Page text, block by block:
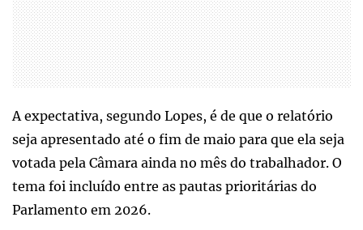
A expectativa, segundo Lopes, é de que o relatório
seja apresentado até o fim de maio para que ela seja
votada pela Câmara ainda no mês do trabalhador. O
tema foi incluído entre as pautas prioritárias do
Parlamento em 2026.